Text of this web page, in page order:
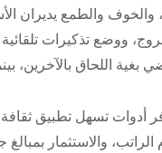
والطمع يديران
ووضع تذكيرات تلقائية
بغية اللحاق بالآخرين،
أدوات تسهل تطبيق ثقافة
الراتب، والاستثمار